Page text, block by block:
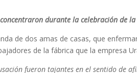
durante la celebración de la
de dos amas de casas, que
de la fábrica que la empresa
fueron tajantes en el sentido de